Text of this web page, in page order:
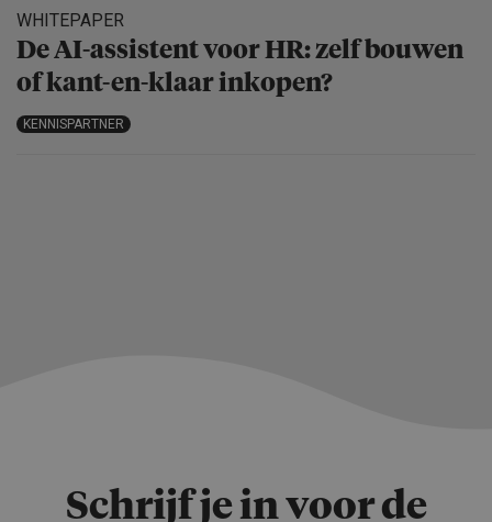
WHITEPAPER
De AI-assistent voor HR: zelf bouwen
of kant-en-klaar inkopen?
KENNISPARTNER
Schrijf je in voor de